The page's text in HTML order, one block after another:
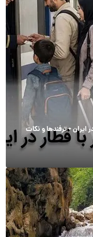
ایران + ترفندها و نکات